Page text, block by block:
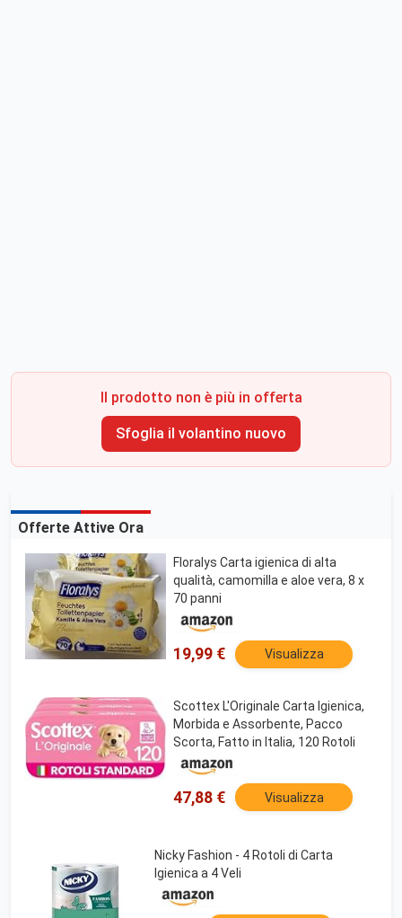
Il prodotto non è più in offerta
Sfoglia il volantino nuovo
Offerte Attive Ora
Floralys Carta igienica di alta
qualità, camomilla e aloe vera, 8 x
70 panni
19,99 € Visualizza
Scottex L'Originale Carta Igienica,
Morbida e Assorbente, Pacco
Scorta, Fatto in Italia, 120 Rotoli
47,88 € Visualizza
Nicky Fashion - 4 Rotoli di Carta
Igienica a 4 Veli